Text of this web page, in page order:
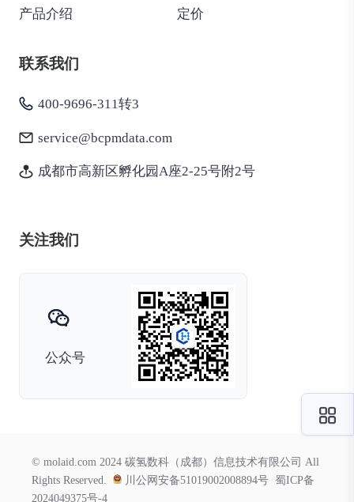
产品介绍 定价
联系我们
400-9696-311转3
service@bcpmdata.com
成都市高新区孵化园A座2-25号附2号
关注我们
公众号
© molaid.com 2024 碳氢数科（成都）信息技术有限公司 All
Rights Reserved.
川公网安备51019002008894号 蜀ICP备
2024049375号-4